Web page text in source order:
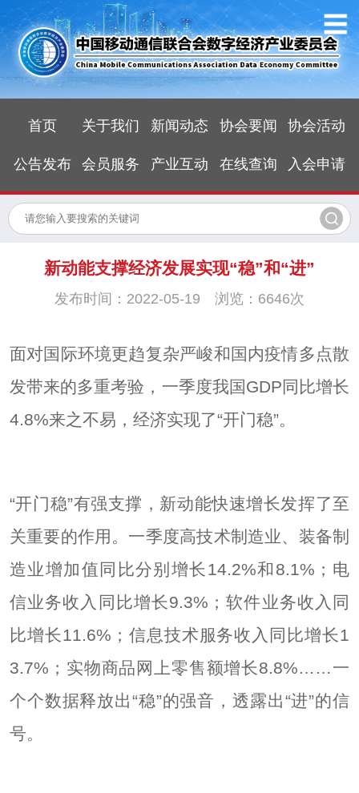
首页 关于我们 新闻动态 协会要闻 协会活动
公告发布 会员服务 产业互动 在线查询 入会申请
新动能支撑经济发展实现“稳”和“进”
发布时间：2022-05-19 浏览：6646次
面对国际环境更趋复杂严峻和国内疫情多点散
发带来的多重考验，一季度我国GDP同比增长
4.8%来之不易，经济实现了“开门稳”。
“开门稳”有强支撑，新动能快速增长发挥了至
关重要的作用。一季度高技术制造业、装备制
造业增加值同比分别增长14.2%和8.1%；电
信业务收入同比增长9.3%；软件业务收入同
比增长11.6%；信息技术服务收入同比增长1
3.7%；实物商品网上零售额增长8.8%……一
个个数据释放出“稳”的强音，透露出“进”的信
号。